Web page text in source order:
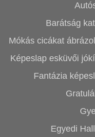
Barátság
Mókás cicákat
Képeslap esküvői
Fantázia
Egyedi